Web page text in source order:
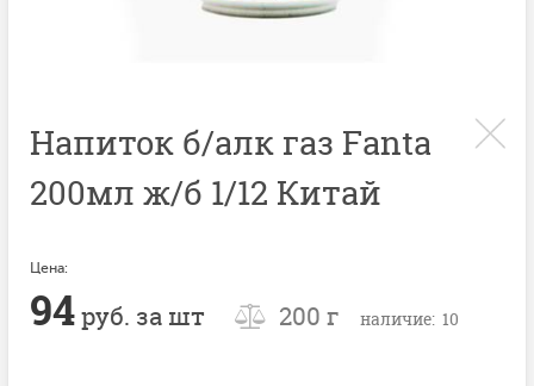
Напиток б/алк газ Fanta
200мл ж/б 1/12 Китай
Цена:
94руб. за шт 200 г наличие: 10